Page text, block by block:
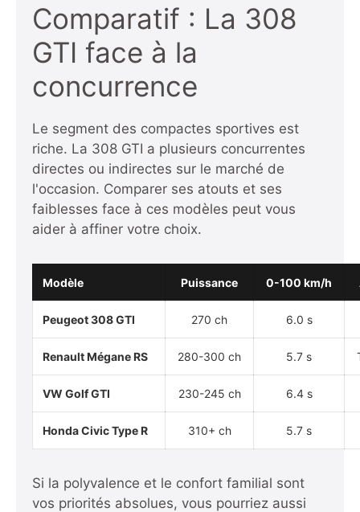
Comparatif : La 308
GTI face à la
concurrence
Le segment des compactes sportives est
riche. La 308 GTI a plusieurs concurrentes
directes ou indirectes sur le marché de
l'occasion. Comparer ses atouts et ses
faiblesses face à ces modèles peut vous
aider à affiner votre choix.
Modèle Puissance 0-100 km/h
Peugeot 308 GTI 270 ch 6.0 s
Renault Mégane RS 280-300 ch 5.7 s
VW Golf GTI 230-245 ch 6.4 s
Honda Civic Type R 310+ ch 5.7 s
Si la polyvalence et le confort familial sont
vos priorités absolues, vous pourriez aussi